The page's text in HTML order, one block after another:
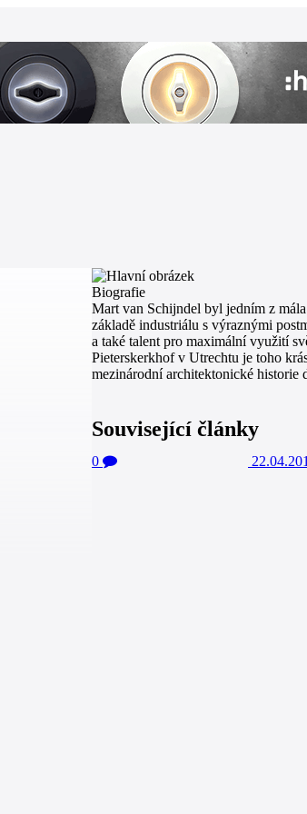
Biografie
Mart van Schijndel byl jedním z
základě industriálu s výraznými
a také talent pro maximální využití
Pieterskerkhof v Utrechtu je toho
mezinárodní architektonické historie
Související články
0